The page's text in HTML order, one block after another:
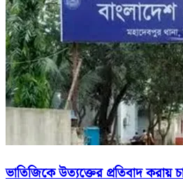
ভাতিজিকে উত্যক্তের প্রতিবাদ করায়